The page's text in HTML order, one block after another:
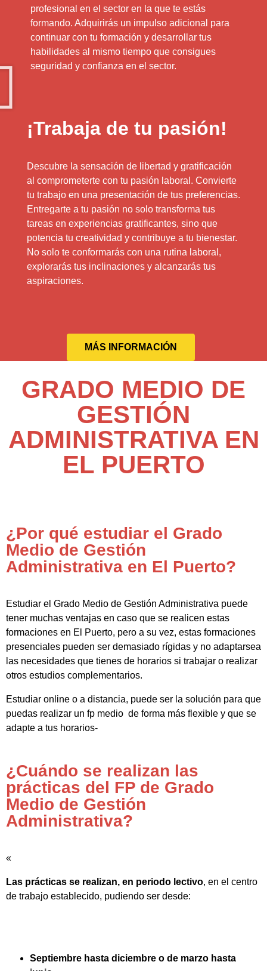
profesional en el sector en la que te estás
formando. Adquirirás un impulso adicional para
continuar con tu formación y desarrollar tus
habilidades al mismo tiempo que consigues
seguridad y confianza en el sector.
¡Trabaja de tu pasión!
Descubre la sensación de libertad y gratificación
al comprometerte con tu pasión laboral. Convierte
tu trabajo en una presentación de tus preferencias.
Entregarte a tu pasión no solo transforma tus
tareas en experiencias gratificantes, sino que
potencia tu creatividad y contribuye a tu bienestar.
No solo te conformarás con una rutina laboral,
explorarás tus inclinaciones y alcanzarás tus
aspiraciones.
MÁS INFORMACIÓN
GRADO MEDIO DE
GESTIÓN
ADMINISTRATIVA EN
EL PUERTO
¿Por qué estudiar el Grado
Medio de Gestión
Administrativa en El Puerto?
Estudiar el Grado Medio de Gestión Administrativa puede
tener muchas ventajas en caso que se realicen estas
formaciones en El Puerto, pero a su vez, estas formaciones
presenciales pueden ser demasiado rígidas y no adaptarsea
las necesidades que tienes de horarios si trabajar o realizar
otros estudios complementarios.
Estudiar online o a distancia, puede ser la solución para que
puedas realizar un fp medio de forma más flexible y que se
adapte a tus horarios-
¿Cuándo se realizan las
prácticas del FP de Grado
Medio de Gestión
Administrativa?
«
Las prácticas se realizan, en periodo lectivo, en el centro
de trabajo establecido, pudiendo ser desde:
Septiembre hasta diciembre o de marzo hasta